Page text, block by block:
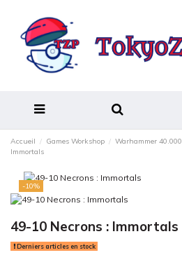
Accueil Games Workshop Warhammer 40.000
Immortals
-10%
49-10 Necrons : Immortals
Derniers articles en stock